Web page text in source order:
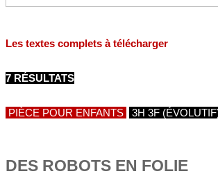
Les textes complets à télécharger
7 RÉSULTATS
PIÈCE POUR ENFANTS 3H 3F
DES ROBOTS EN FOLIE